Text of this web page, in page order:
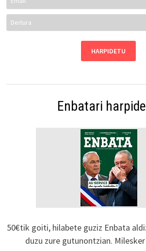
Enbatari
50€tik goiti, hilabete guziz Enbata
duzu zure gutunontzian.